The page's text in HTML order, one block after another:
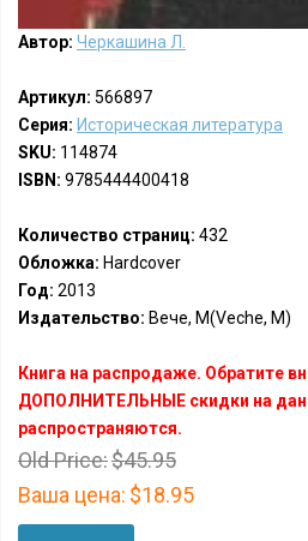
Автор: Черкашина Л.
Артикул: 566897
Серия: Историческая литература
SKU: 114874
ISBN: 9785444400418
Количество страниц: 432
Обложка: Hardcover
Год: 2013
Издательство: Вече, М(Veche, M)
Книга на распродаже. Обратите
ДОПОЛНИТЕЛЬНЫЕ скидки на
распространяются.
Old Price:$45.95
Ваша цена: $18.95